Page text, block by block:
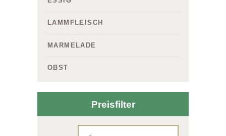
LAMMFLEISCH
MARMELADE
OBST
Preisfilter